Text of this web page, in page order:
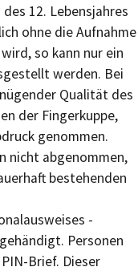
12. Lebensjahres
ohne die Aufnahme
so kann nur ein
werden. Bei
Qualität des
der Fingerkuppe,
genommen.
nicht abgenommen,
bestehenden
-
Personen
Brief. Dieser